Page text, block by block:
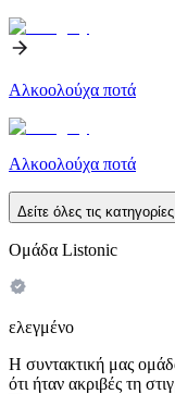
Αλκοολούχα ποτά
Αλκοολούχα ποτά
Δείτε όλες τις κατηγορίες
Ομάδα Listonic
ελεγμένο
Η συντακτική μας
ότι ήταν ακριβές τη